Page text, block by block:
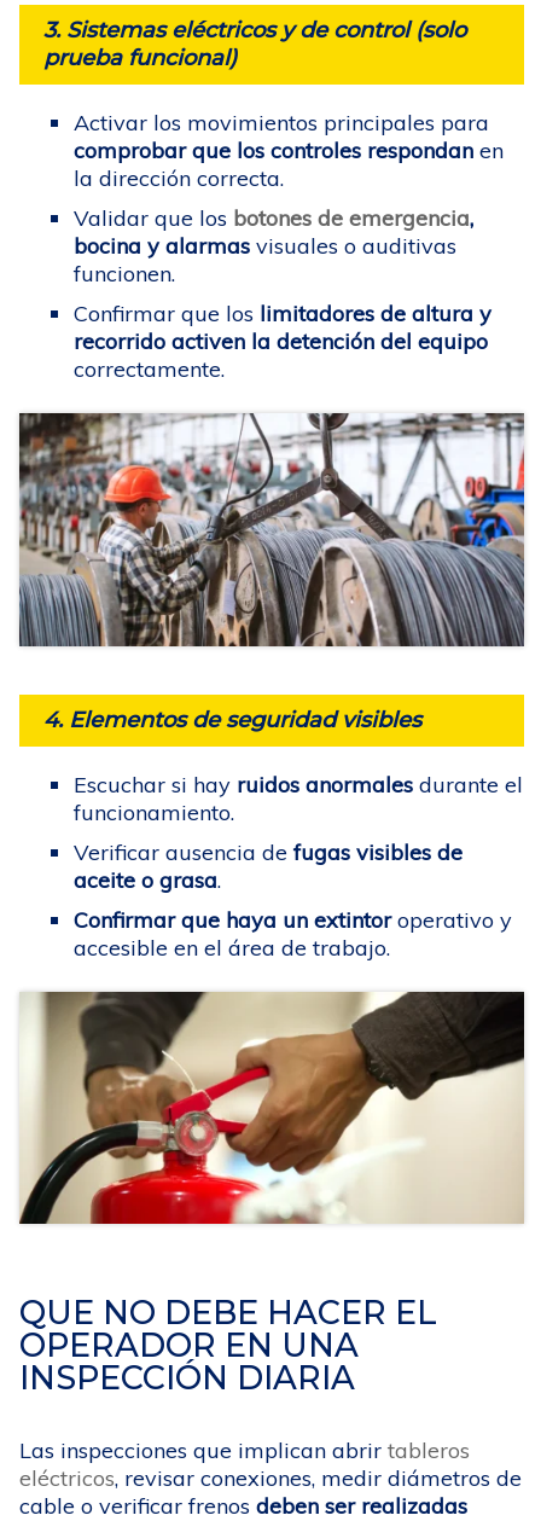
3. Sistemas eléctricos y de control (solo
prueba funcional)
Activar los movimientos principales para
comprobar que los controles respondanen
la dirección correcta.
Validar que los botones de emergencia,
bocina y alarmasvisuales o auditivas
funcionen.
Confirmar que los limitadores de altura y
recorrido activen la detención del equipo
correctamente.
4. Elementos de seguridad visibles
Escuchar si hay ruidos anormalesdurante el
funcionamiento.
Verificar ausencia defugas visibles de
aceite o grasa.
Confirmar que haya un extintoroperativo y
accesible en el área de trabajo.
QUE NO DEBE HACER EL
OPERADOR EN UNA
INSPECCIÓN DIARIA
Las inspecciones que implican abrir tableros
eléctricos, revisar conexiones, medir diámetros de
cable o verificar frenos deben ser realizadas